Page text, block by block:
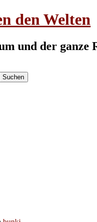
den Welten
und der ganze